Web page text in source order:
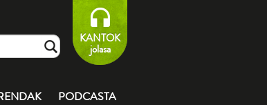
KANTOK
jolasa
PODCASTA